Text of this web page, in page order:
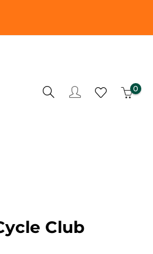
0
Club